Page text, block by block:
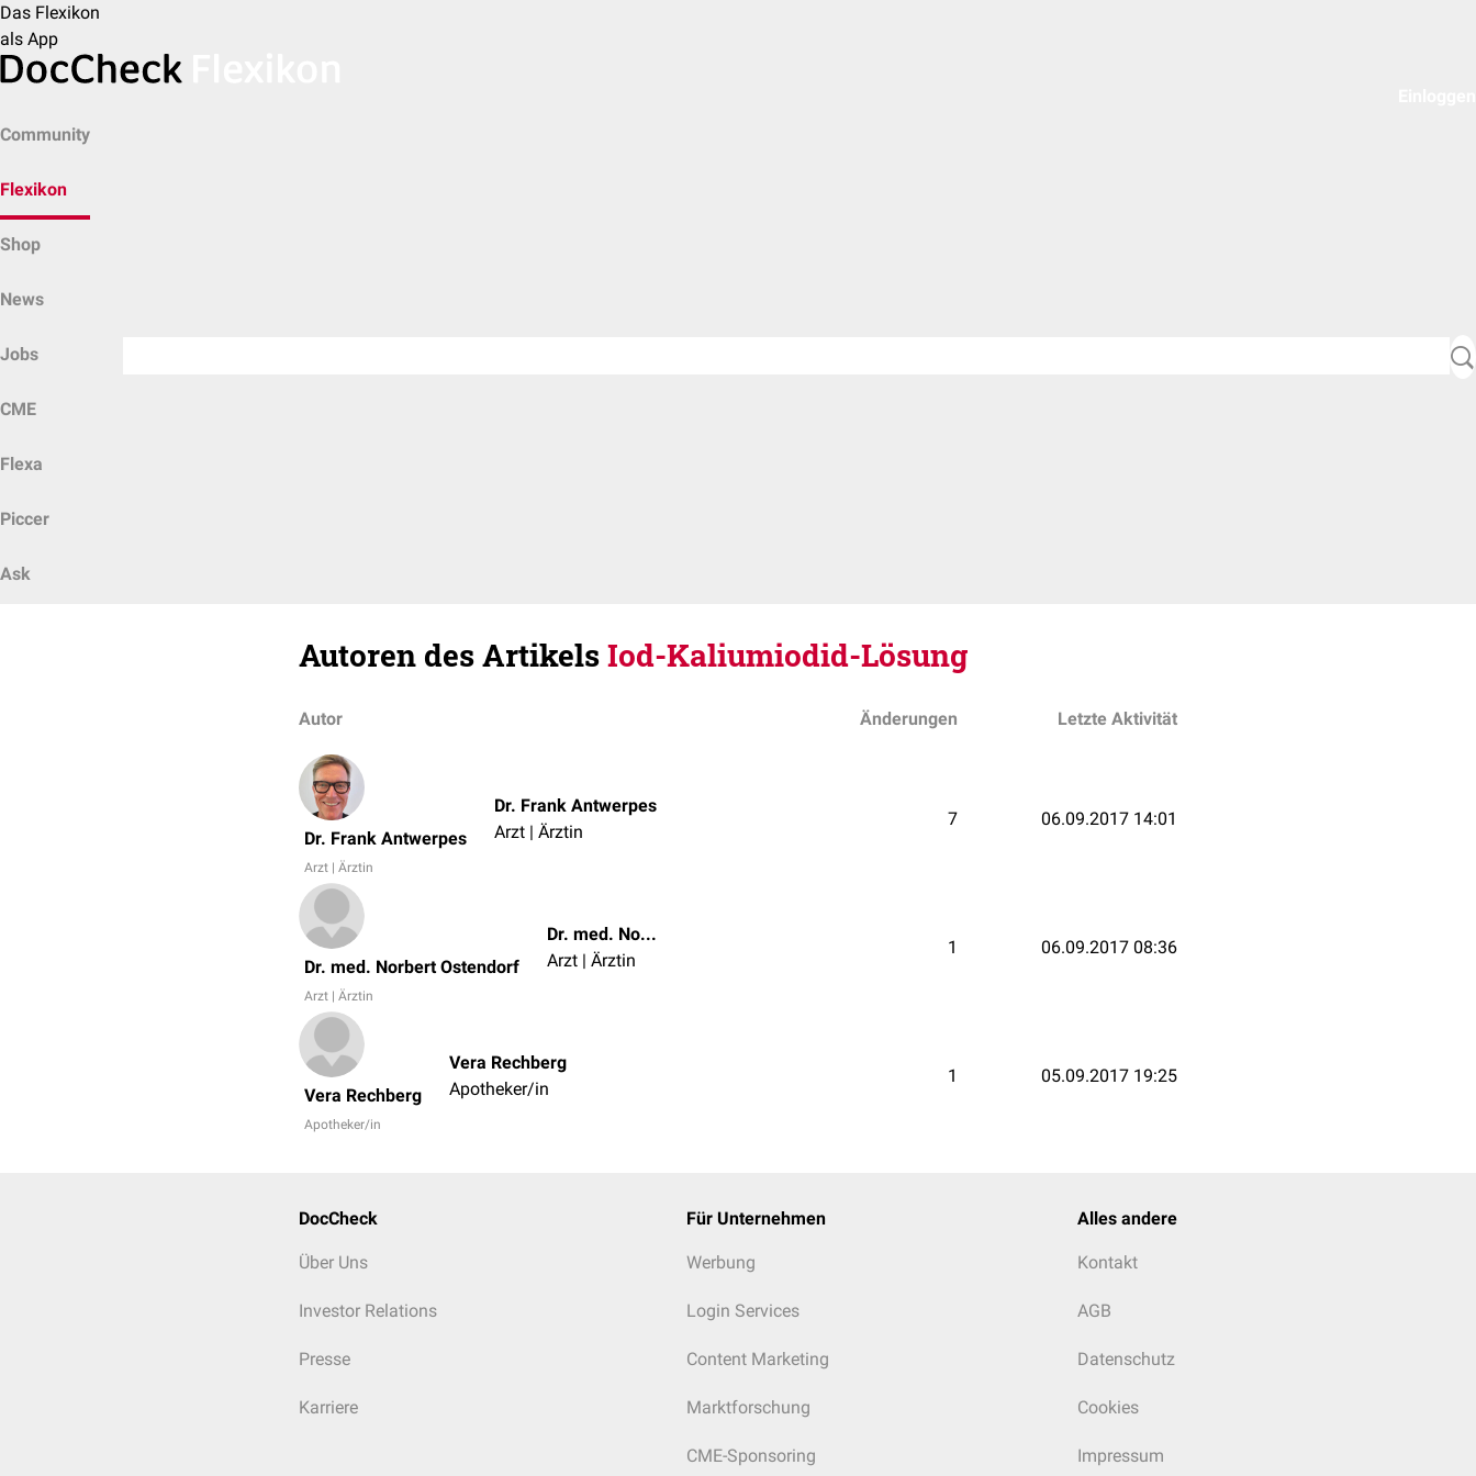
Das Flexikon
als App
Community
Flexikon
Shop
News
Jobs
CME
Flexa
Piccer
Ask
Autoren des ArtikelsIod-Kaliumiodid-Lösung
Autor Änderungen Letzte Aktivität
Dr. Frank Antwerpes
Arzt | Ärztin
Dr. Frank Antwerpes
Arzt | Ärztin
7 06.09.2017 14:01
Dr. med. Norbert Ostendorf
Arzt | Ärztin
Dr. med. Norbert Ostendorf
Arzt | Ärztin
1 06.09.2017 08:36
Vera Rechberg
Apotheker/in
Vera Rechberg
Apotheker/in
1 05.09.2017 19:25
DocCheck
Über Uns
Investor Relations
Presse
Karriere
Für Unternehmen
Werbung
Login Services
Content Marketing
Marktforschung
CME-Sponsoring
Alles andere
Kontakt
AGB
Datenschutz
Cookies
Impressum